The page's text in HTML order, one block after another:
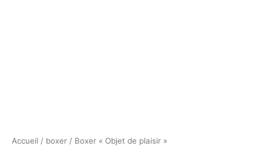
Accueil / boxer / Boxer « Objet de plaisir »